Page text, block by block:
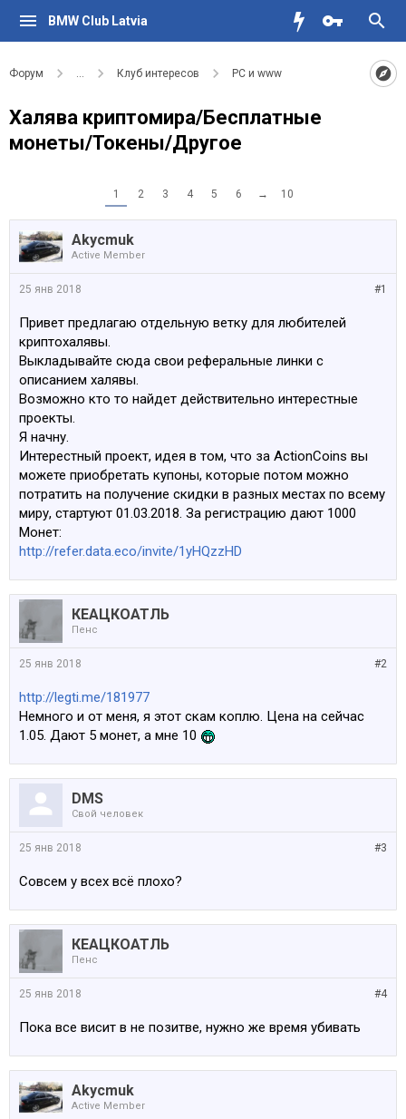
BMW Club Latvia
Форум ... Клуб интересов PC и www
Халява криптомира/Бесплатные
монеты/Токены/Другое
1 2 3 4 5 6 → 10
Akycmuk
Active Member
#1
25 янв 2018
Привет предлагаю отдельную ветку для любителей
криптохалявы.
Выкладывайте сюда свои реферальные линки с
описанием халявы.
Возможно кто то найдет действительно интерестные
проекты.
Я начну.
Интерестный проект, идея в том, что за ActionCoins вы
можете приобретать купоны, которые потом можно
потратить на получение скидки в разных местах по всему
миру, стартуют 01.03.2018. За регистрацию дают 1000
Монет:
http://refer.data.eco/invite/1yHQzzHD
КЕАЦКОАТЛЬ
Пенс
#2
25 янв 2018
http://legti.me/181977
Немного и от меня, я этот скам коплю. Цена на сейчас
1.05. Дают 5 монет, а мне 10
DMS
Свой человек
#3
25 янв 2018
Совсем у всех всё плохо?
КЕАЦКОАТЛЬ
Пенс
#4
25 янв 2018
Пока все висит в не позитве, нужно же время убивать
Akycmuk
Active Member